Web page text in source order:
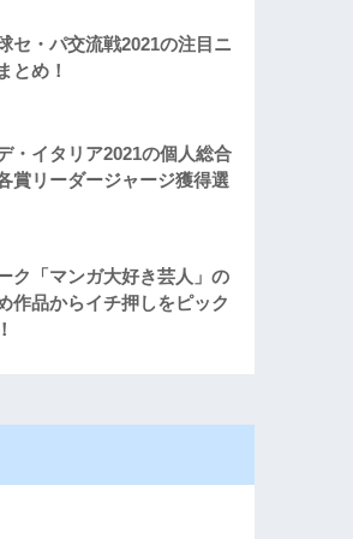
セ・パ交流戦2021の注目ニ
とめ！
・イタリア2021の個人総合
賞リーダージャージ獲得選
ク「マンガ大好き芸人」の
作品からイチ押しをピック